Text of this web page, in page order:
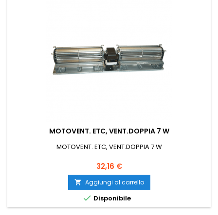
MOTOVENT. ETC, VENT.DOPPIA 7 W
MOTOVENT. ETC, VENT.DOPPIA 7 W
Prezzo
32,16 €
 Aggiungi al carrello
 Disponibile